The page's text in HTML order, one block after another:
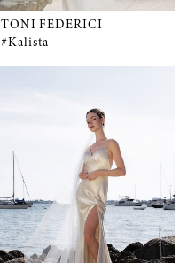
TONI FEDERICI
#Kalista